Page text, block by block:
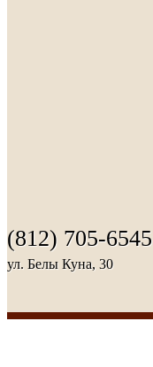
(812) 705-6545
ул. Белы Куна, 30